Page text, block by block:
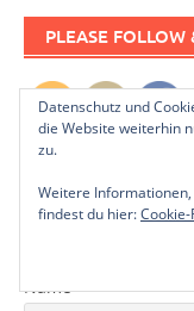
PLEASE FOLLOW
NEWSLETTER
Name
Datenschutz und
die Website weiterhin
zu.
Weitere
findest du hier: